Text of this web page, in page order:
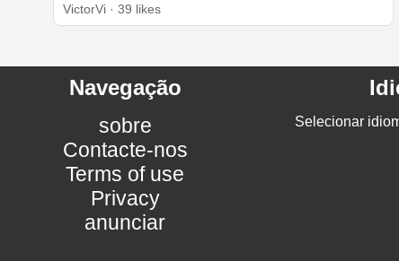
VictorVi · 39 likes
Navegação
sobre
Contacte-nos
Terms of use
Privacy
anunciar
Selecionar